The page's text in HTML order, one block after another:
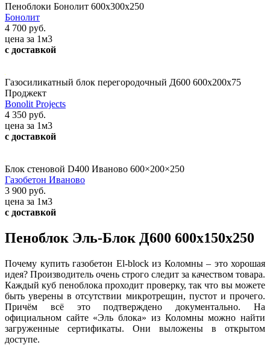
Пеноблоки Бонолит 600x300x250
Бонолит
4 700 руб.
цена за 1м3
с доставкой
Газосиликатный блок перегородочный Д600 600х200х75
Проджект
Bonolit Projects
4 350 руб.
цена за 1м3
с доставкой
Блок стеновой D400 Иваново 600×200×250
Газобетон Иваново
3 900 руб.
цена за 1м3
с доставкой
Пеноблок Эль-Блок Д600 600х150х250
Почему купить газобетон El-block из Коломны – это хорошая
идея? Производитель очень строго следит за качеством товара.
Каждый куб пеноблока проходит проверку, так что вы можете
быть уверены в отсутствии микротрещин, пустот и прочего.
Причём всё это подтверждено документально. На
официальном сайте «Эль блока» из Коломны можно найти
загруженные сертификаты. Они выложены в открытом
доступе.